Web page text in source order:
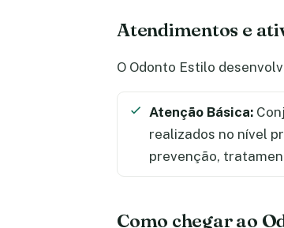
Atendimentos e
O Odonto Estilo
Atenção Básica:
realizados no nível
prevenção,
Como chegar ao